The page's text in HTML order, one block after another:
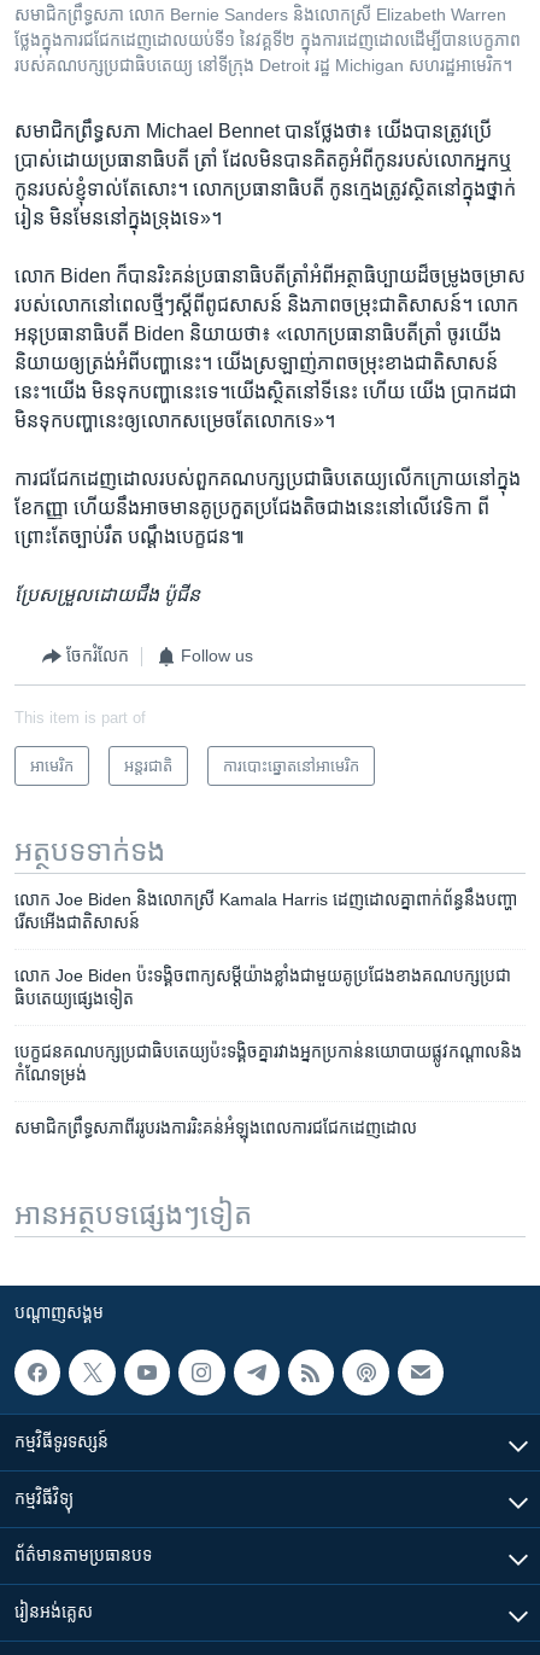
សមាជិក​ព្រឹទ្ធសភា លោក Bernie Sanders និង​លោក​ស្រី ​Elizabeth Warren ​
ថ្លែង​ក្នុង​ការ​ជជែក​ដេញ​ដោល​យប់​ទី​១ នៃ​វគ្គ​ទី​២ ក្នុង​ការ​ដេញ​ដោល​ដើម្បី​បាន​បេក្ខភាព​
របស់​គណបក្ស​ប្រជាធិបតេយ្យ នៅ​ទីក្រុង Detroit រដ្ឋ Michigan សហរដ្ឋ​អាមេរិក។
សមាជិក​ព្រឹទ្ធសភា​ Michael Bennet​ បាន​ថ្លែង​ថា៖ ​យើង​បាន​ត្រូវ​ប្រើ​
ប្រាស់​ដោយ​ប្រធានាធិបតី​ ត្រាំ​ ដែល​មិន​បាន​គិតគូ​អំពី​កូនរបស់​លោក​អ្នក​ឬ​
កូន​របស់ខ្ញុំ​ទាល់​តែ​សោះ។ លោក​ប្រ​ធានា​ធិបតី ​កូនក្មេង​ត្រូវ​ស្ថិត​នៅ​ក្នុង​ថ្នាក់​
រៀន ​មិន​មែន​នៅ​ក្នុង​ទ្រុង​ទេ»។
លោក Biden​ ក៏​បាន​រិះគន់​ប្រធានា​ធិបតី​ត្រាំ​អំពី​អត្ថាធិប្បាយ​ដ៏​ចម្រូង​ចម្រាស​
របស់​លោក​នៅ​ពេល​ថ្មីៗ​ស្តីពី​ពូជសាសន៍ ​និង​ភាព​ចម្រុះ​ជាតិសាសន៍។ លោក​
អនុ​ប្រធា​នា​ធិបតី ​Biden​ និយាយ​ថា៖ «លោក​ប្រធានា​ធិបតី​ត្រាំ ​ចូរ​យើង​
និយាយ​ឲ្យ​ត្រង់​អំពី​បញ្ហា​នេះ។ ​យើង​ស្រឡាញ់​ភាព​ចម្រុះ​ខាង​ជាតិ​សាសន៍​
នេះ។​យើង ​មិន​ទុក​បញ្ហានេះទេ។​យើងស្ថិតនៅ​ទី​នេះ​ ​ហើយ យើង ប្រាកដ​ជា
មិនទុក​បញ្ហា​នេះ​ឲ្យ​លោក​សម្រេច​តែ​លោក​ទេ»។
ការជជែក​ដេញ​ដោល​របស់​ពួក​គណបក្ស​ប្រជាធិបតេយ្យ​លើក​ក្រោយ​នៅ​ក្នុង​
ខែ​កញ្ញា ​ហើយ​នឹង​អាច​មាន​គូ​ប្រកួត​ប្រជែង​តិច​ជាង​នេះ​នៅ​លើ​វេទិកា ​ពី​
ព្រោះ​តែ​ច្បាប់​រឹត បណ្តឹង​បេក្ខជន៕
ប្រែសម្រួល​ដោយជឹង ​ប៉ូជីន
ចែករំលែក Follow us
This item is part of
អាមេរិក​ អន្តរជាតិ ការបោះឆ្នោតនៅអាមេរិក
អត្ថបទ​ទាក់ទង
លោក ​Joe Biden ​និង​លោក​ស្រី ​Kamala Harris ​ដេញ​ដោលគ្នា​ពាក់​ព័ន្ធ​នឹង​បញ្ហា​
រើស​អើង​ជាតិ​សាសន៍
​លោក Joe Biden ​ប៉ះ​ទង្គិច​ពាក្យ​សម្តី​យ៉ាង​ខ្លាំង​ជាមួយ​គូ​ប្រជែង​ខាង​គណបក្ស​ប្រជា​
ធិបតេយ្យ​ផ្សេង​ទៀត
​បេក្ខជន​គណបក្ស​ប្រជាធិបតេយ្យ​ប៉ះទង្គិច​គ្នា​រវាងអ្នក​​​ប្រកាន់​នយោបាយ​ផ្លូវ​កណ្តាល​និង​
កំណែទម្រង់
​សមាជិក​ព្រឹទ្ធសភាពីររូបរងការរិះគន់​អំឡុងពេលការជជែក​ដេញ​ដោល​
អានអត្ថបទផ្សេងៗទៀត
បណ្តាញ​សង្គម
កម្មវិធី​ទូរទស្សន៍
កម្មវិធី​វិទ្យុ
ព័ត៌មាន​តាមប្រធានបទ​
រៀន​​អង់គ្លេស